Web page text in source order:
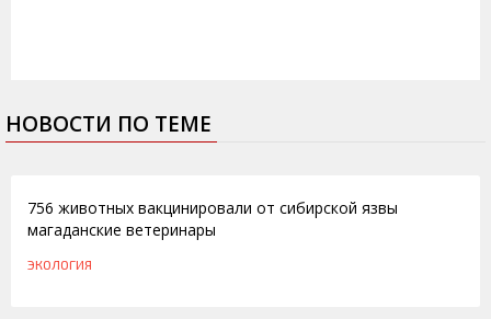
НОВОСТИ ПО ТЕМЕ
756 животных вакцинировали от сибирской язвы
магаданские ветеринары
ЭКОЛОГИЯ